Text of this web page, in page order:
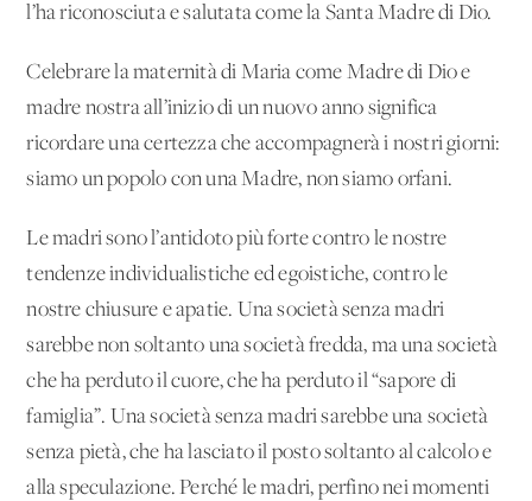
l’ha riconosciuta e salutata come la Santa Madre di Dio.
Celebrare la maternità di Maria come Madre di Dio e
madre nostra all’inizio di un nuovo anno significa
ricordare una certezza che accompagnerà i nostri giorni:
siamo un popolo con una Madre, non siamo orfani.
Le madri sono l’antidoto più forte contro le nostre
tendenze individualistiche ed egoistiche, contro le
nostre chiusure e apatie. Una società senza madri
sarebbe non soltanto una società fredda, ma una società
che ha perduto il cuore, che ha perduto il “sapore di
famiglia”. Una società senza madri sarebbe una società
senza pietà, che ha lasciato il posto soltanto al calcolo e
alla speculazione. Perché le madri, perfino nei momenti